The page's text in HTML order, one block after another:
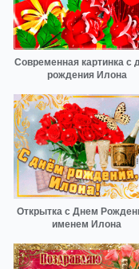
Современная картинка с
рождения Илона
Открытка с Днем
именем Илона